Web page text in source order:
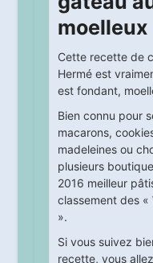
moelleux
Cette recette de
Hermé est
est fondant,
Bien connu pour
macarons,
madeleines ou
plusieurs
2016 meilleur
classement des «
».
Si vous suivez
recette, vous